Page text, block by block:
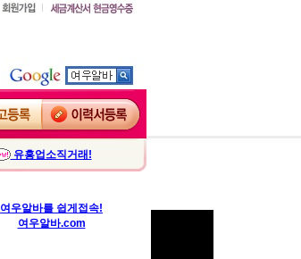
유흥업소직거래!
여우알바를 쉽게접속!
여우알바.com